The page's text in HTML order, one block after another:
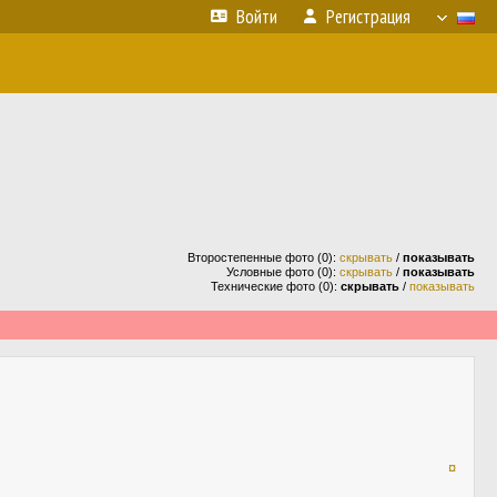
Войти Регистрация
Второстепенные фото (0): скрывать / показывать
Условные фото (0): скрывать / показывать
Технические фото (0): скрывать / показывать
¤